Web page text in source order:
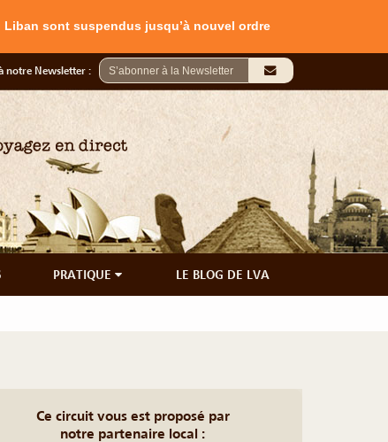
sont suspendus jusqu’à nouvel ordre
notre Newsletter :
PRATIQUE LE BLOG DE LVA
Ce circuit vous est proposé par
notre partenaire local :